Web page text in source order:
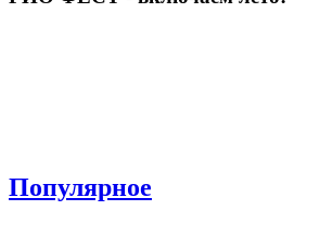
Популярное